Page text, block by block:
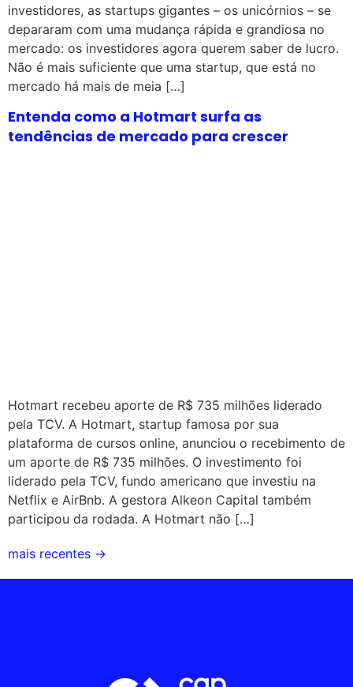
investidores, as startups gigantes – os unicórnios – se
depararam com uma mudança rápida e grandiosa no
mercado: os investidores agora querem saber de lucro.
Não é mais suficiente que uma startup, que está no
mercado há mais de meia […]
Entenda como a Hotmart surfa as
tendências de mercado para crescer
Hotmart recebeu aporte de R$ 735 milhões liderado
pela TCV. A Hotmart, startup famosa por sua
plataforma de cursos online, anunciou o recebimento de
um aporte de R$ 735 milhões. O investimento foi
liderado pela TCV, fundo americano que investiu na
Netflix e AirBnb. A gestora Alkeon Capital também
participou da rodada. A Hotmart não […]
mais recentes →